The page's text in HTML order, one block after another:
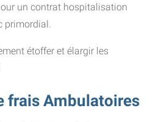
un contrat hospitalisation
primordial.
étoffer et élargir les
frais Ambulatoires